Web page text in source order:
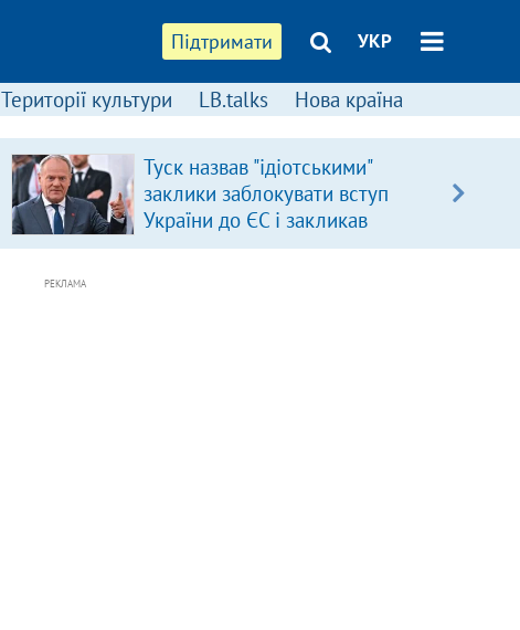
Підтримати УКР
Території культури LB.talks Нова країна
Туск назвав "ідіотськими"
заклики заблокувати вступ
України до ЄС і закликав
припинити антиукраїнську
РЕКЛАМА